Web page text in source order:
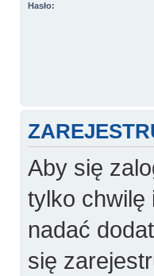
Hasło:
Aby się
tylko chwilę
nadać
się